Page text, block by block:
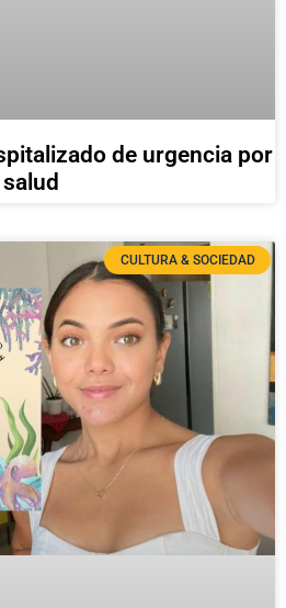
de urgencia por
CULTURA & SOCIEDAD